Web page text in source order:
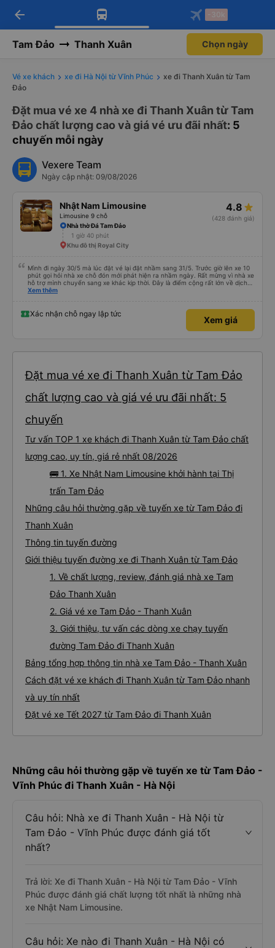
Tải app Vexere ngay!
Nhận ưu đãi thành viên độc
Mở app
Tải app Vexere
-30k/ghế khi đặt vé máy bay qua
Mở app
arrow_back -30k
Tam Đảo Thanh Xuân Chọn ngày
Vé xe khách xe đi Hà Nội từ Vĩnh Phúc
xe đi Thanh Xuân từ Tam
Đảo
Đặt mua vé xe 4 nhà xe đi Thanh Xuân từ Tam
Đảo chất lượng cao và giá vé ưu đãi nhất: 5
chuyến mỗi ngày
Vexere Team
Ngày cập nhật: 09/08/2026
Nhật Nam Limousine
Limousine 9 chỗ
4.8
(428 đánh giá)
Nhà thờ Đá Tam Đảo
1 giờ 40 phút
Khu đô thị Royal City
Mình đi ngày 30/5 mà lúc đặt vé lại đặt nhầm sang 31/5. Trước giờ lên xe 10
phút gọi hỏi nhà xe chỗ đón mới phát hiện ra nhầm ngày. Rất mừng vì nhà xe
hỗ trợ mình chuyển sang xe khác kịp thời. Đây là điểm cộng rất lớn về dịch
vụ. Anh tài xế rất tốt bụng, đã giúp mình có một số thông tin hữu ích khi đến
Xem thêm
Xác nhận chỗ ngay lập tức
Xem giá
Đặt mua vé xe đi Thanh Xuân từ Tam Đảo
chất lượng cao và giá vé ưu đãi nhất: 5
chuyến
Tư vấn TOP 1 xe khách đi Thanh Xuân từ Tam Đảo chất
lượng cao, uy tín, giá rẻ nhất 08/2026
🚌 1. Xe Nhật Nam Limousine khởi hành tại Thị
trấn Tam Đảo
Những câu hỏi thường gặp về tuyến xe từ Tam Đảo đi
Thanh Xuân
Thông tin tuyến đường
Giới thiệu tuyến đường xe đi Thanh Xuân từ Tam Đảo
1. Về chất lượng, review, đánh giá nhà xe Tam
Đảo Thanh Xuân
2. Giá vé xe Tam Đảo - Thanh Xuân
3. Giới thiệu, tư vấn các dòng xe chạy tuyến
đường Tam Đảo đi Thanh Xuân
Bảng tổng hợp thông tin nhà xe Tam Đảo - Thanh Xuân
Cách đặt vé xe khách đi Thanh Xuân từ Tam Đảo nhanh
và uy tín nhất
Đặt vé xe Tết 2027 từ Tam Đảo đi Thanh Xuân
Những câu hỏi thường gặp về tuyến xe từ Tam Đảo -
Vĩnh Phúc đi Thanh Xuân - Hà Nội
Câu hỏi: Nhà xe đi Thanh Xuân - Hà Nội từ
Tam Đảo - Vĩnh Phúc được đánh giá tốt
nhất?
Trả lời: Xe đi Thanh Xuân - Hà Nội từ Tam Đảo - Vĩnh
Phúc được đánh giá chất lượng tốt nhất là những nhà
xe Nhật Nam Limousine.
Câu hỏi: Xe nào đi Thanh Xuân - Hà Nội có